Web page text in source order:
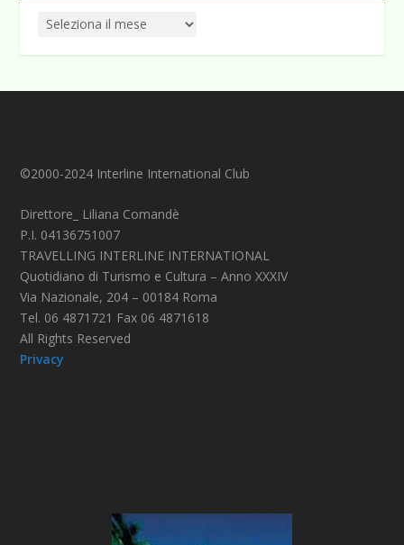
©2000-2024 Interline International Club
Direttore_ Liliana Comandè
P.I. 04136751007
TRAVELLING INTERLINE INTERNATIONAL
Quotidiano di Turismo e Cultura – Anno XXXIV
Via Nazionale, 204 – 00184 Roma
Tel. 06 4871721 Fax 06 4871618
All Rights Reserved
Privacy